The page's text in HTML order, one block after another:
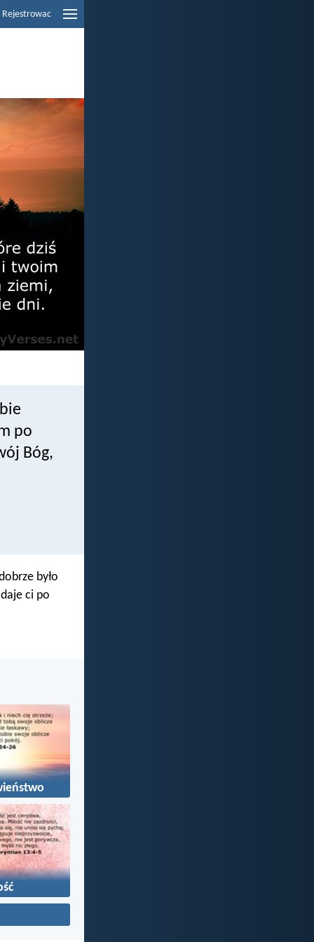
Rejestrowac
po
Bóg,
było
ci po